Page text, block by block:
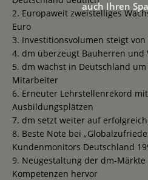
2. Europaweit zweistelliges
Euro
3. Investitionsvolumen steigt
4. dm überzeugt Bauherren und
5. dm wächst in Deutschland um
Mitarbeiter
6. Erneuter Lehrstellenrekord
Ausbildungsplätzen
7. dm setzt weiter auf
8. Beste Note bei
Kundenmonitors Deutschland
9. Neugestaltung der dm-
Kompetenzen hervor
auch Ihren